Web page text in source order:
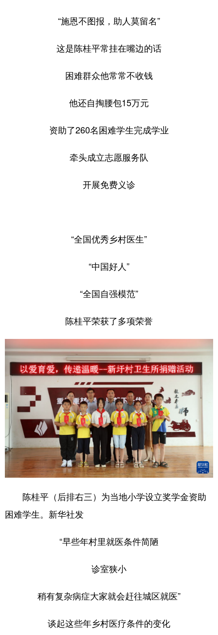
“施恩不图报，助人莫留名”
这是陈桂平常挂在嘴边的话
困难群众他常常不收钱
他还自掏腰包15万元
资助了260名困难学生完成学业
牵头成立志愿服务队
开展免费义诊
“全国优秀乡村医生”
“中国好人”
“全国自强模范”
陈桂平荣获了多项荣誉
陈桂平（后排右三）为当地小学设立奖学金资助
困难学生。新华社发
“早些年村里就医条件简陋
诊室狭小
稍有复杂病症大家就会赶往城区就医”
谈起这些年乡村医疗条件的变化